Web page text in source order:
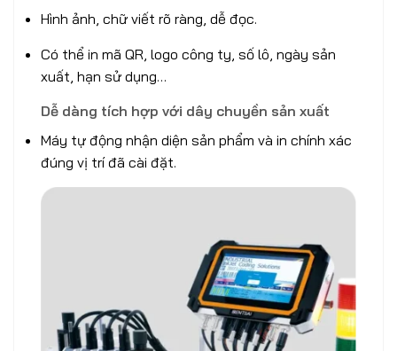
Hình ảnh, chữ viết rõ ràng, dễ đọc.
Có thể in mã QR, logo công ty, số lô, ngày sản
xuất, hạn sử dụng…
Dễ dàng tích hợp với dây chuyền sản xuất
Máy tự động nhận diện sản phẩm và in chính xác
đúng vị trí đã cài đặt.